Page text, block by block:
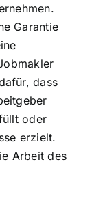
Garantie
dass
oder
erzielt.
Arbeit des